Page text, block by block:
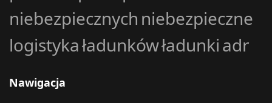
niebezpiecznych niebezpieczne
logistykaładunkówładunkiadr
Nawigacja